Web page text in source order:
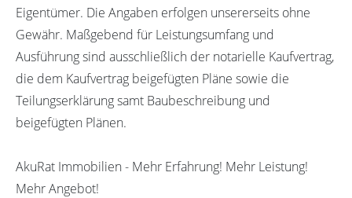
Eigentümer. Die Angaben erfolgen unsererseits ohne
Gewähr. Maßgebend für Leistungsumfang und
Ausführung sind ausschließlich der notarielle Kaufvertrag,
die dem Kaufvertrag beigefügten Pläne sowie die
Teilungserklärung samt Baubeschreibung und
beigefügten Plänen.
AkuRat Immobilien - Mehr Erfahrung! Mehr Leistung!
Mehr Angebot!